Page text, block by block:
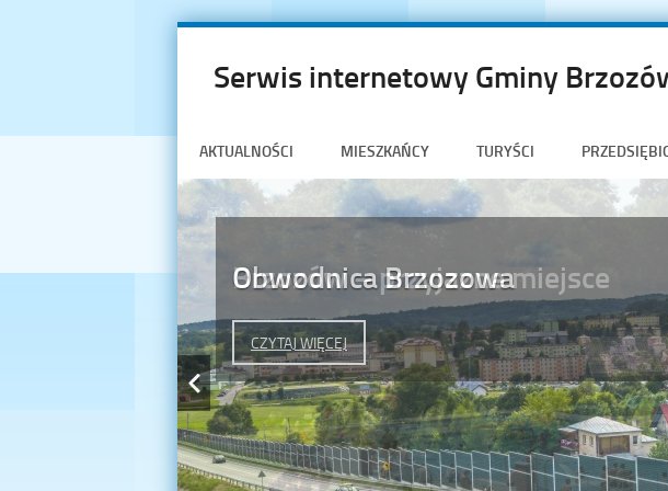
Serwis internetowy Gminy
AKTUALNOŚCI MIESZKAŃCY TURYŚCI
Brzozów – przyjazne miejsce